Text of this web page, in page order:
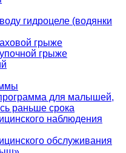
гидроцеле (водянки
грыже
грыже
для малышей,
раньше срока
наблюдения
обслуживания